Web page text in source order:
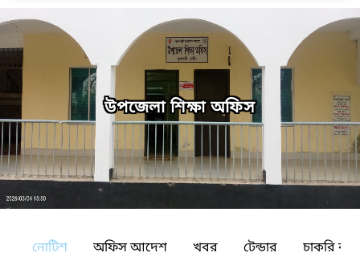
উপজেলা শিক্ষা অফিস
নোটিশ অফিস আদেশ খবর টেন্ডার চাকরি